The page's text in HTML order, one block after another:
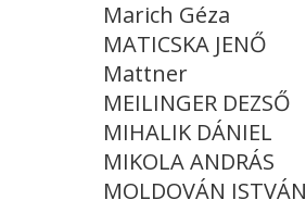
Marich Géza
MATICSKA JENŐ
Mattner
MEILINGER DEZSŐ
MIHALIK DÁNIEL
MIKOLA ANDRÁS
MOLDOVÁN ISTVÁN